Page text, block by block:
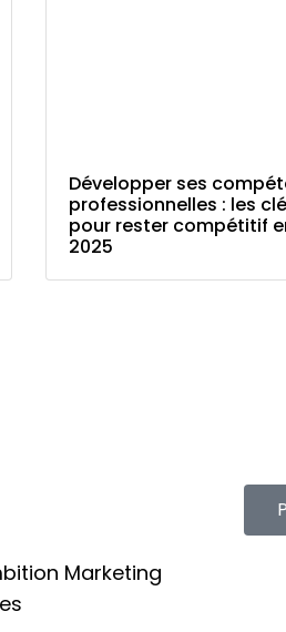
Développer ses
professionnelles : les
pour rester compétitif
2025